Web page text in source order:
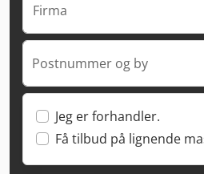
Firma
Postnummer og by
Jeg er forhandler.
Få tilbud på lignende